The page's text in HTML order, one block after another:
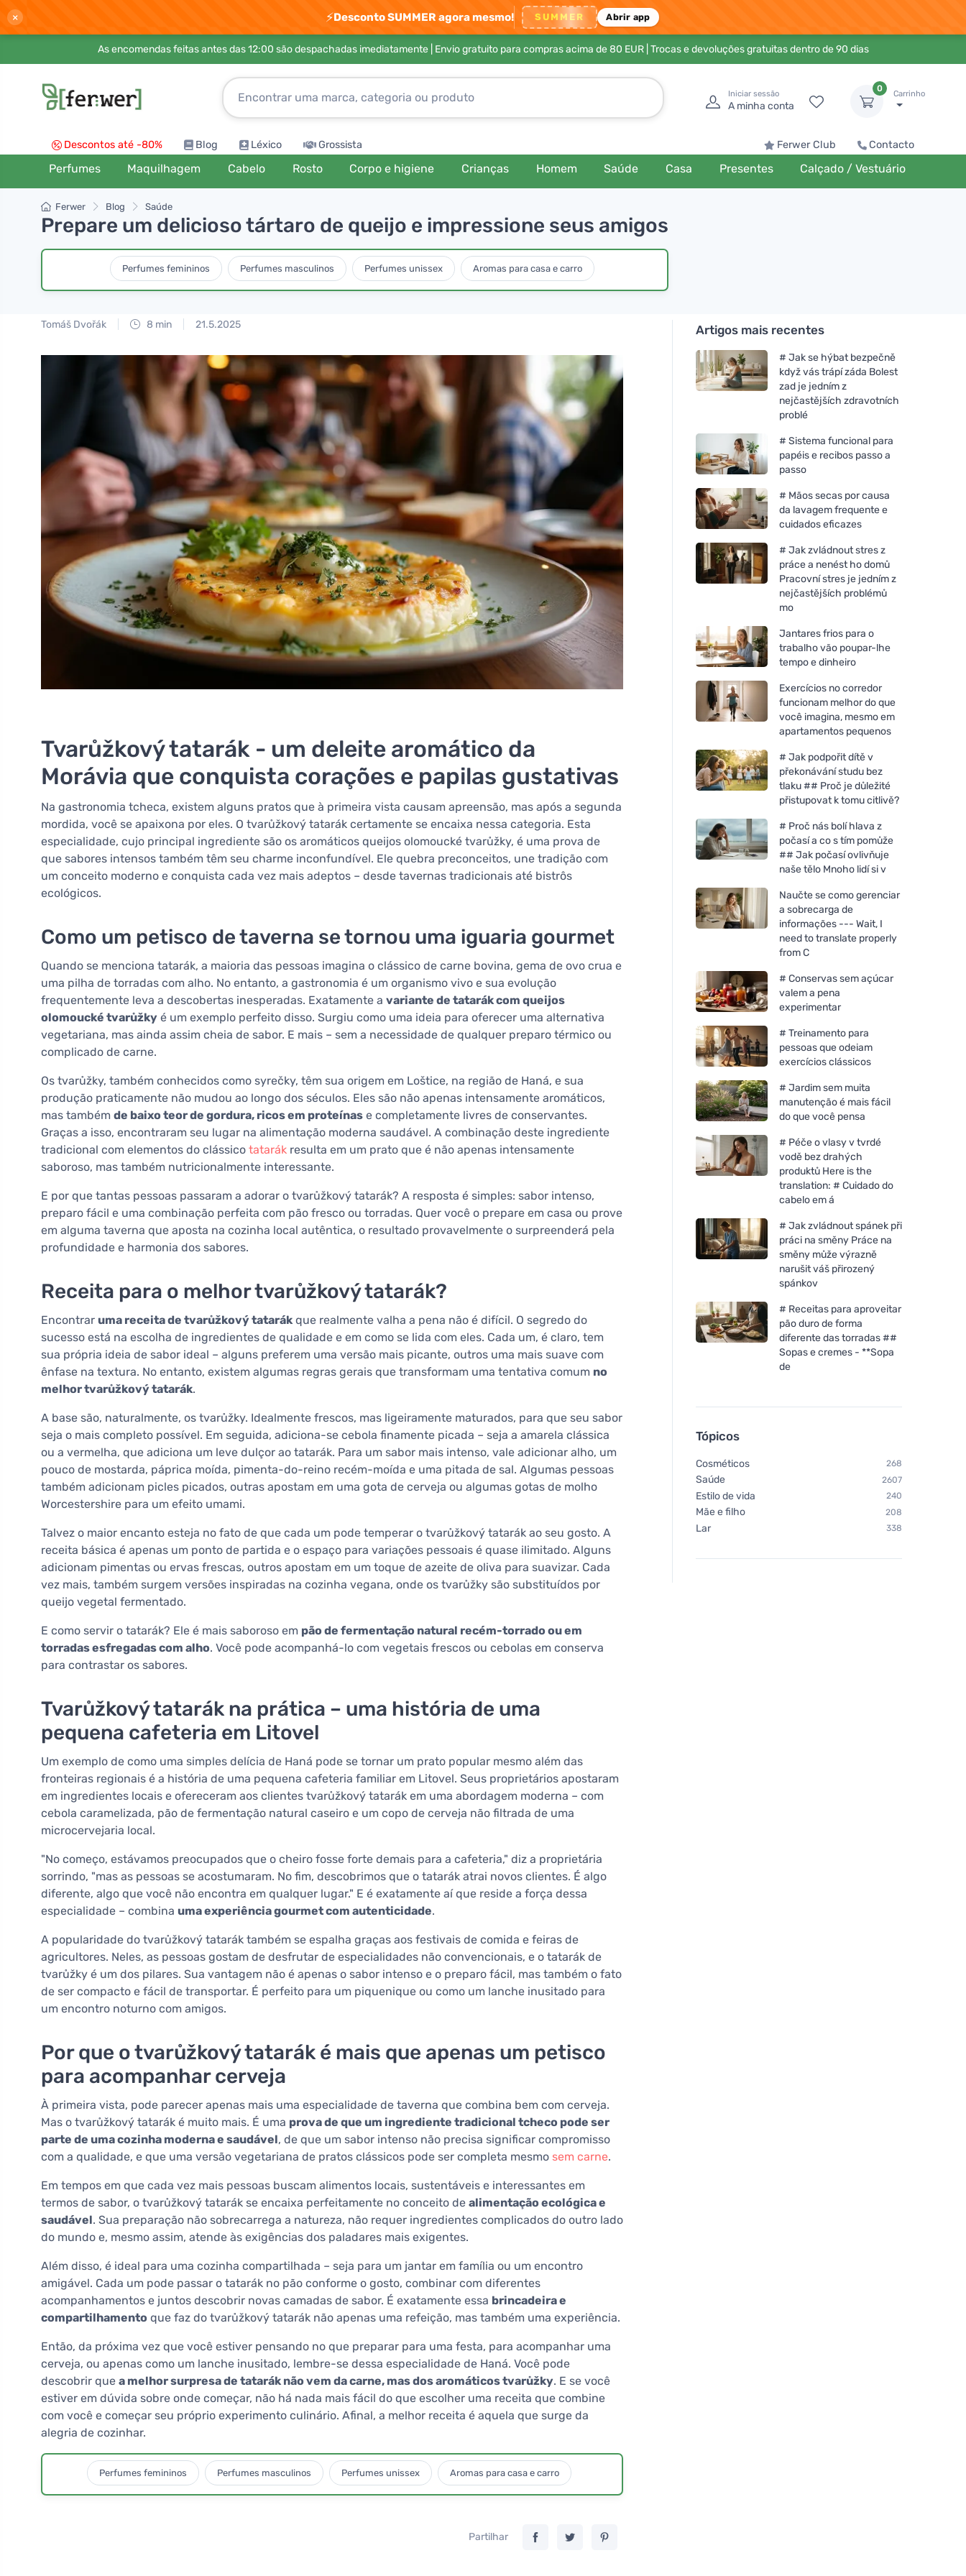
× ⚡Desconto SUMMER agora mesmo! SUMMER Abrir app
As encomendas feitas antes das 12:00 são despachadas imediatamente | Envio gratuito para compras acima de 80 EUR| Trocas e devoluções gratuitas dentro de 90 dias
Iniciar sessão
A minha conta
0
Carrinho
Descontos até -80% Blog Léxico Grossista Ferwer Club Contacto
Perfumes Maquilhagem Cabelo Rosto Corpo e higiene Crianças Homem Saúde Casa Presentes Calçado / Vestuário
Ferwer Blog Saúde
Prepare um delicioso tártaro de queijo e impressione seus amigos
Perfumes femininos Perfumes masculinos Perfumes unissex Aromas para casa e carro
Tomáš Dvořák 8 min 21.5.2025
Tvarůžkový tatarák - um deleite aromático da
Morávia que conquista corações e papilas gustativas
Na gastronomia tcheca, existem alguns pratos que à primeira vista causam apreensão, mas após a segunda
mordida, você se apaixona por eles. O tvarůžkový tatarák certamente se encaixa nessa categoria. Esta
especialidade, cujo principal ingrediente são os aromáticos queijos olomoucké tvarůžky, é uma prova de
que sabores intensos também têm seu charme inconfundível. Ele quebra preconceitos, une tradição com
um conceito moderno e conquista cada vez mais adeptos – desde tavernas tradicionais até bistrôs
ecológicos.
Como um petisco de taverna se tornou uma iguaria gourmet
Quando se menciona tatarák, a maioria das pessoas imagina o clássico de carne bovina, gema de ovo crua e
uma pilha de torradas com alho. No entanto, a gastronomia é um organismo vivo e sua evolução
frequentemente leva a descobertas inesperadas. Exatamente a variante de tatarák com queijos
olomoucké tvarůžky é um exemplo perfeito disso. Surgiu como uma ideia para oferecer uma alternativa
vegetariana, mas ainda assim cheia de sabor. E mais – sem a necessidade de qualquer preparo térmico ou
complicado de carne.
Os tvarůžky, também conhecidos como syrečky, têm sua origem em Loštice, na região de Haná, e sua
produção praticamente não mudou ao longo dos séculos. Eles são não apenas intensamente aromáticos,
mas também de baixo teor de gordura, ricos em proteínas e completamente livres de conservantes.
Graças a isso, encontraram seu lugar na alimentação moderna saudável. A combinação deste ingrediente
tradicional com elementos do clássico tatarák resulta em um prato que é não apenas intensamente
saboroso, mas também nutricionalmente interessante.
E por que tantas pessoas passaram a adorar o tvarůžkový tatarák? A resposta é simples: sabor intenso,
preparo fácil e uma combinação perfeita com pão fresco ou torradas. Quer você o prepare em casa ou prove
em alguma taverna que aposta na cozinha local autêntica, o resultado provavelmente o surpreenderá pela
profundidade e harmonia dos sabores.
Receita para o melhor tvarůžkový tatarák?
Encontrar uma receita de tvarůžkový tatarák que realmente valha a pena não é difícil. O segredo do
sucesso está na escolha de ingredientes de qualidade e em como se lida com eles. Cada um, é claro, tem
sua própria ideia de sabor ideal – alguns preferem uma versão mais picante, outros uma mais suave com
ênfase na textura. No entanto, existem algumas regras gerais que transformam uma tentativa comum no
melhor tvarůžkový tatarák.
A base são, naturalmente, os tvarůžky. Idealmente frescos, mas ligeiramente maturados, para que seu sabor
seja o mais completo possível. Em seguida, adiciona-se cebola finamente picada – seja a amarela clássica
ou a vermelha, que adiciona um leve dulçor ao tatarák. Para um sabor mais intenso, vale adicionar alho, um
pouco de mostarda, páprica moída, pimenta-do-reino recém-moída e uma pitada de sal. Algumas pessoas
também adicionam picles picados, outras apostam em uma gota de cerveja ou algumas gotas de molho
Worcestershire para um efeito umami.
Talvez o maior encanto esteja no fato de que cada um pode temperar o tvarůžkový tatarák ao seu gosto. A
receita básica é apenas um ponto de partida e o espaço para variações pessoais é quase ilimitado. Alguns
adicionam pimentas ou ervas frescas, outros apostam em um toque de azeite de oliva para suavizar. Cada
vez mais, também surgem versões inspiradas na cozinha vegana, onde os tvarůžky são substituídos por
queijo vegetal fermentado.
E como servir o tatarák? Ele é mais saboroso em pão de fermentação natural recém-torrado ou em
torradas esfregadas com alho. Você pode acompanhá-lo com vegetais frescos ou cebolas em conserva
para contrastar os sabores.
Tvarůžkový tatarák na prática – uma história de uma
pequena cafeteria em Litovel
Um exemplo de como uma simples delícia de Haná pode se tornar um prato popular mesmo além das
fronteiras regionais é a história de uma pequena cafeteria familiar em Litovel. Seus proprietários apostaram
em ingredientes locais e ofereceram aos clientes tvarůžkový tatarák em uma abordagem moderna – com
cebola caramelizada, pão de fermentação natural caseiro e um copo de cerveja não filtrada de uma
microcervejaria local.
"No começo, estávamos preocupados que o cheiro fosse forte demais para a cafeteria," diz a proprietária
sorrindo, "mas as pessoas se acostumaram. No fim, descobrimos que o tatarák atrai novos clientes. É algo
diferente, algo que você não encontra em qualquer lugar." E é exatamente aí que reside a força dessa
especialidade – combina uma experiência gourmet com autenticidade.
A popularidade do tvarůžkový tatarák também se espalha graças aos festivais de comida e feiras de
agricultores. Neles, as pessoas gostam de desfrutar de especialidades não convencionais, e o tatarák de
tvarůžky é um dos pilares. Sua vantagem não é apenas o sabor intenso e o preparo fácil, mas também o fato
de ser compacto e fácil de transportar. É perfeito para um piquenique ou como um lanche inusitado para
um encontro noturno com amigos.
Por que o tvarůžkový tatarák é mais que apenas um petisco
para acompanhar cerveja
À primeira vista, pode parecer apenas mais uma especialidade de taverna que combina bem com cerveja.
Mas o tvarůžkový tatarák é muito mais. É uma prova de que um ingrediente tradicional tcheco pode ser
parte de uma cozinha moderna e saudável, de que um sabor intenso não precisa significar compromisso
com a qualidade, e que uma versão vegetariana de pratos clássicos pode ser completa mesmo sem carne.
Em tempos em que cada vez mais pessoas buscam alimentos locais, sustentáveis e interessantes em
termos de sabor, o tvarůžkový tatarák se encaixa perfeitamente no conceito de alimentação ecológica e
saudável. Sua preparação não sobrecarrega a natureza, não requer ingredientes complicados do outro lado
do mundo e, mesmo assim, atende às exigências dos paladares mais exigentes.
Além disso, é ideal para uma cozinha compartilhada – seja para um jantar em família ou um encontro
amigável. Cada um pode passar o tatarák no pão conforme o gosto, combinar com diferentes
acompanhamentos e juntos descobrir novas camadas de sabor. É exatamente essa brincadeira e
compartilhamento que faz do tvarůžkový tatarák não apenas uma refeição, mas também uma experiência.
Então, da próxima vez que você estiver pensando no que preparar para uma festa, para acompanhar uma
cerveja, ou apenas como um lanche inusitado, lembre-se dessa especialidade de Haná. Você pode
descobrir que a melhor surpresa de tatarák não vem da carne, mas dos aromáticos tvarůžky. E se você
estiver em dúvida sobre onde começar, não há nada mais fácil do que escolher uma receita que combine
com você e começar seu próprio experimento culinário. Afinal, a melhor receita é aquela que surge da
alegria de cozinhar.
Perfumes femininos Perfumes masculinos Perfumes unissex Aromas para casa e carro
Partilhar
Artigos mais recentes
# Jak se hýbat bezpečně
když vás trápí záda Bolest
zad je jedním z
nejčastějších zdravotních
problé
# Sistema funcional para
papéis e recibos passo a
passo
# Mãos secas por causa
da lavagem frequente e
cuidados eficazes
# Jak zvládnout stres z
práce a nenést ho domů
Pracovní stres je jedním z
nejčastějších problémů
mo
Jantares frios para o
trabalho vão poupar-lhe
tempo e dinheiro
Exercícios no corredor
funcionam melhor do que
você imagina, mesmo em
apartamentos pequenos
# Jak podpořit dítě v
překonávání studu bez
tlaku ## Proč je důležité
přistupovat k tomu citlivě?
# Proč nás bolí hlava z
počasí a co s tím pomůže
## Jak počasí ovlivňuje
naše tělo Mnoho lidí si v
Naučte se como gerenciar
a sobrecarga de
informações --- Wait, I
need to translate properly
from C
# Conservas sem açúcar
valem a pena
experimentar
# Treinamento para
pessoas que odeiam
exercícios clássicos
# Jardim sem muita
manutenção é mais fácil
do que você pensa
# Péče o vlasy v tvrdé
vodě bez drahých
produktů Here is the
translation: # Cuidado do
cabelo em á
# Jak zvládnout spánek při
práci na směny Práce na
směny může výrazně
narušit váš přirozený
spánkov
# Receitas para aproveitar
pão duro de forma
diferente das torradas ##
Sopas e cremes - **Sopa
de
Tópicos
Cosméticos 268
Saúde 2607
Estilo de vida 240
Mãe e filho 208
Lar 338